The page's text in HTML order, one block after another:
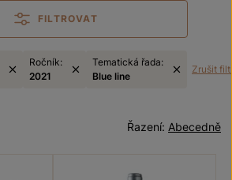
FILTROVAT
Ročník:
2021
Tematická řada:
Blue line
Zrušit
Abecedně
Řazení: